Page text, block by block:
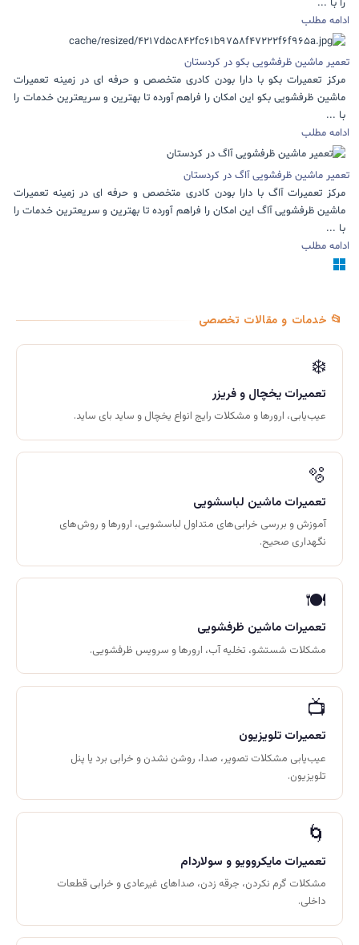
را با ...
ادامه مطلب
تعمیر ماشین ظرفشویی بکو در کردستان
مرکز تعمیرات بکو با دارا بودن کادری متخصص و حرفه ای در زمینه تعمیرات
ماشین ظرفشویی بکو این امکان را فراهم آورده تا بهترین و سریعترین خدمات را
با ...
ادامه مطلب
تعمیر ماشین ظرفشویی آاگ در کردستان
مرکز تعمیرات آاگ با دارا بودن کادری متخصص و حرفه ای در زمینه تعمیرات
ماشین ظرفشویی آاگ این امکان را فراهم آورده تا بهترین و سریعترین خدمات را
با ...
ادامه مطلب
📂 خدمات و مقالات تخصصی
❄️
تعمیرات یخچال و فریزر
عیب‌یابی، ارورها و مشکلات رایج انواع یخچال و ساید بای ساید.
🫧
تعمیرات ماشین لباسشویی
آموزش و بررسی خرابی‌های متداول لباسشویی، ارورها و روش‌های
نگهداری صحیح.
🍽️
تعمیرات ماشین ظرفشویی
مشکلات شستشو، تخلیه آب، ارورها و سرویس ظرفشویی.
📺
تعمیرات تلویزیون
عیب‌یابی مشکلات تصویر، صدا، روشن نشدن و خرابی برد یا پنل
تلویزیون.
🌀
تعمیرات مایکروویو و سولاردام
مشکلات گرم نکردن، جرقه زدن، صداهای غیرعادی و خرابی قطعات
داخلی.